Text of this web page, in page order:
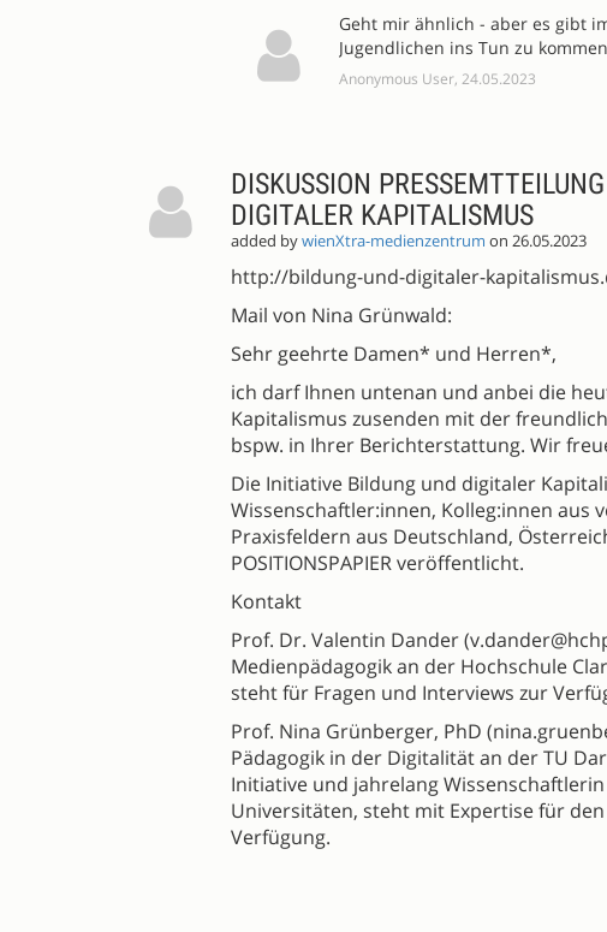
Geht mir ähnlich - aber es gibt
Jugendlichen ins Tun zu
Anonymous User, 24.05.2023
DISKUSSION
DIGITALER KAPITALISMUS
added bywienXtra-medienzentrum on 26.05.2023
http://bildung-und-digitaler-
Mail von Nina Grünwald:
Sehr geehrte Damen* und Herren*,
ich darf Ihnen untenan und anbei die
Kapitalismus zusenden mit der
bspw. in Ihrer Berichterstattung. Wir
Die Initiative Bildung und digitaler
Wissenschaftler:innen, Kolleg:innen aus
Praxisfeldern aus Deutschland,
POSITIONSPAPIER veröffentlicht.
Kontakt
Prof. Dr. Valentin Dander
Medienpädagogik an der Hochschule
steht für Fragen und Interviews zur
Prof. Nina Grünberger, PhD
Pädagogik in der Digitalität an der TU
Initiative und jahrelang
Universitäten, steht mit Expertise für
Verfügung.